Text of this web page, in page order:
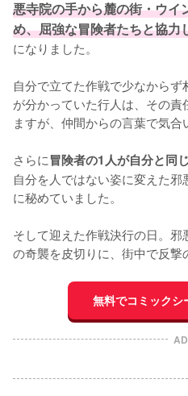
悪寺院の手から麓の街・ウイ
め、屈強な冒険者たちと協力
になりました。
自分で立てた作戦で少なから
が分かっていた行人は、その
ますが、仲間からの言葉で気合
さらに冒険者の1人が自分と同
自分を人ではない姿に変えた
に秘めていました。
そして迎えた作戦決行の日。
の奇襲を皮切りに、街中で反撃
無料でコミックシ
AD